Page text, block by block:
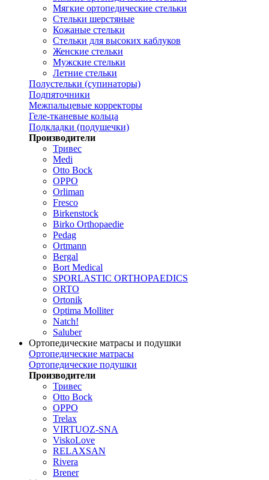
Мягкие ортопедические стельки
Стельки шерстяные
Кожаные стельки
Стельки для высоких каблуков
Женские стельки
Мужские стельки
Летние стельки
Полустельки (супинаторы)
Подпяточники
Межпальцевые корректоры
Геле-тканевые кольца
Подкладки (подушечки)
Производители
Тривес
Medi
Otto Bock
OPPO
Orliman
Fresco
Birkenstock
Birko Orthopaedie
Pedag
Ortmann
Bergal
Bort Medical
SPORLASTIC ORTHOPAEDICS
ORTO
Ortonik
Optima Molliter
Natch!
Saluber
Ортопедические матрасы и подушки
Ортопедические матрасы
Ортопедические подушки
Производители
Тривес
Otto Bock
OPPO
Trelax
VIRTUOZ-SNA
ViskoLove
RELAXSAN
Rivera
Brener